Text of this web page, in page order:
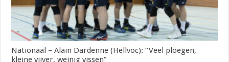
Nationaal – Alain Dardenne (Hellvoc): “Veel ploegen,
kleine vijver, weinig vissen”